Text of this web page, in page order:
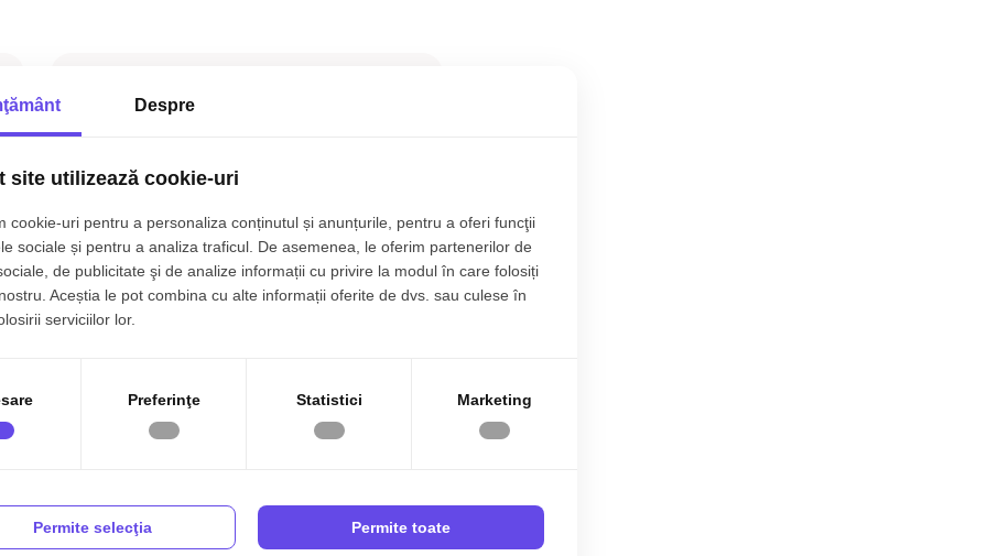
Regim inaltime:
1
1
1
An renovare: 2026
Structura: Caramida
Orientare:
38 mp, zona
oferind un ambient curat, elegant si functional.
o bucatarie practica si balcon perfect pentru
Despre
site utilizează cookie-uri
cookie-uri pentru a personaliza conținutul și anunțurile, pentru a oferi funcţii
sociale și pentru a analiza traficul. De asemenea, le oferim partenerilor de
de publicitate şi de analize informații cu privire la modul în care folosiți
Aceștia le pot combina cu alte informații oferite de dvs. sau culese în
serviciilor lor.
Preferinţe Statistici Marketing
Permite selecţia Permite toate